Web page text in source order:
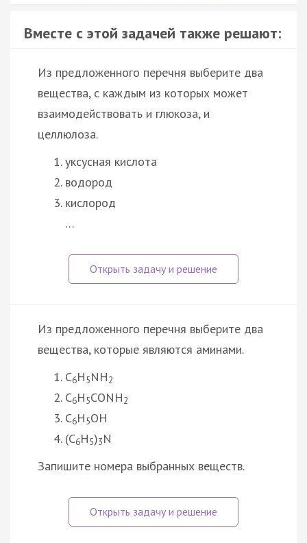
Вместе с этой задачей также решают:
Из предложенного перечня выберите два
вещества, с каждым из которых может
взаимодействовать и глюкоза, и
целлюлоза.
уксусная кислота
водород
кислород
…
Из предложенного перечня выберите два
вещества, которые являются аминами.
C6H5NH2
C6H5CONH2
C6H5ОН
(C6H5)3N
Запишите номера выбранных веществ.